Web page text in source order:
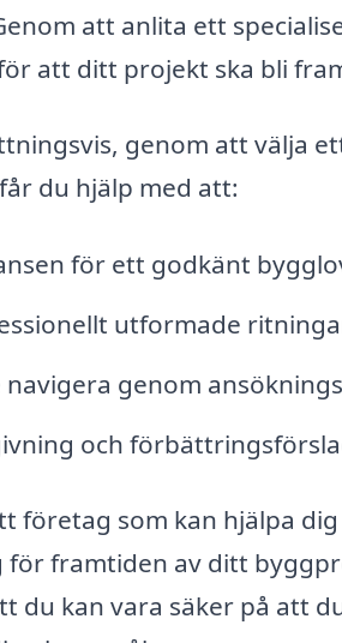
att anlita ett
att ditt projekt ska bli
genom att välja
du hjälp med att:
för ett godkänt
utformade
navigera genom
och
företag som kan hjälpa dig
för framtiden av ditt
du kan vara säker på att